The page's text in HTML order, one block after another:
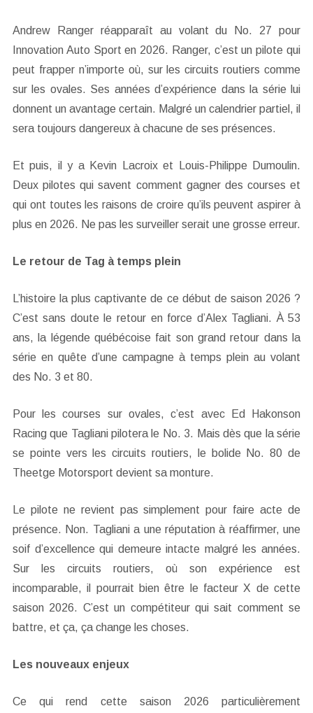
Andrew Ranger réapparaît au volant du No. 27 pour
Innovation Auto Sport en 2026. Ranger, c’est un pilote qui
peut frapper n’importe où, sur les circuits routiers comme
sur les ovales. Ses années d’expérience dans la série lui
donnent un avantage certain. Malgré un calendrier partiel, il
sera toujours dangereux à chacune de ses présences.
Et puis, il y a Kevin Lacroix et Louis-Philippe Dumoulin.
Deux pilotes qui savent comment gagner des courses et
qui ont toutes les raisons de croire qu’ils peuvent aspirer à
plus en 2026. Ne pas les surveiller serait une grosse erreur.
Le retour de Tag à temps plein
L’histoire la plus captivante de ce début de saison 2026 ?
C’est sans doute le retour en force d’Alex Tagliani. À 53
ans, la légende québécoise fait son grand retour dans la
série en quête d’une campagne à temps plein au volant
des No. 3 et 80.
Pour les courses sur ovales, c’est avec Ed Hakonson
Racing que Tagliani pilotera le No. 3. Mais dès que la série
se pointe vers les circuits routiers, le bolide No. 80 de
Theetge Motorsport devient sa monture.
Le pilote ne revient pas simplement pour faire acte de
présence. Non. Tagliani a une réputation à réaffirmer, une
soif d’excellence qui demeure intacte malgré les années.
Sur les circuits routiers, où son expérience est
incomparable, il pourrait bien être le facteur X de cette
saison 2026. C’est un compétiteur qui sait comment se
battre, et ça, ça change les choses.
Les nouveaux enjeux
Ce qui rend cette saison 2026 particulièrement